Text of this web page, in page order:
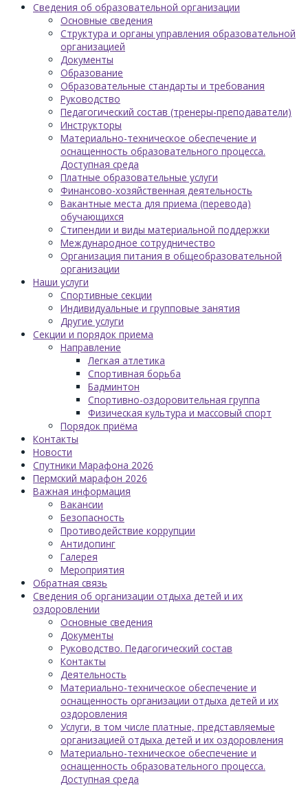
Сведения об образовательной организации
Основные сведения
Структура и органы управления образовательной
организацией
Документы
Образование
Образовательные стандарты и требования
Руководство
Педагогический состав (тренеры-преподаватели)
Инструкторы
Материально-техническое обеспечение и
оснащенность образовательного процесса.
Доступная среда
Платные образовательные услуги
Финансово-хозяйственная деятельность
Вакантные места для приема (перевода)
обучающихся
Стипендии и виды материальной поддержки
Международное сотрудничество
Организация питания в общеобразовательной
организации
Наши услуги
Спортивные секции
Индивидуальные и групповые занятия
Другие услуги
Секции и порядок приема
Направление
Легкая атлетика
Спортивная борьба
Бадминтон
Спортивно-оздоровительная группа
Физическая культура и массовый спорт
Порядок приёма
Контакты
Новости
Спутники Марафона 2026
Пермский марафон 2026
Важная информация
Вакансии
Безопасность
Противодействие коррупции
Антидопинг
Галерея
Мероприятия
Обратная связь
Сведения об организации отдыха детей и их
оздоровлении
Основные сведения
Документы
Руководство. Педагогический состав
Контакты
Деятельность
Материально-техническое обеспечение и
оснащенность организации отдыха детей и их
оздоровления
Услуги, в том числе платные, представляемые
организацией отдыха детей и их оздоровления
Материально-техническое обеспечение и
оснащенность образовательного процесса.
Доступная среда